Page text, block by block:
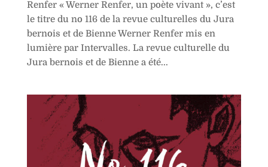
Renfer « Werner Renfer, un poète vivant », c’est
le titre du no 116 de la revue culturelles du Jura
bernois et de Bienne Werner Renfer mis en
lumière par Intervalles. La revue culturelle du
Jura bernois et de Bienne a été...